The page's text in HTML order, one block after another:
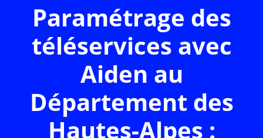
Paramétrage des
téléservices avec
Aiden au
Département des
Hautes-Alpes :